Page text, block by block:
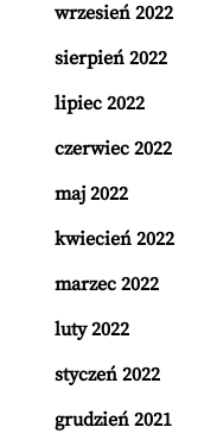
wrzesień 2022
sierpień 2022
lipiec 2022
czerwiec 2022
maj 2022
kwiecień 2022
marzec 2022
luty 2022
styczeń 2022
grudzień 2021